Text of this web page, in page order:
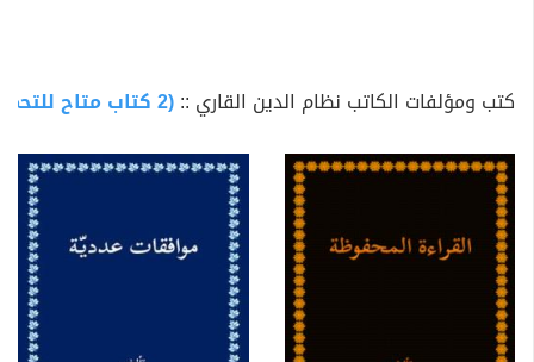
كتب ومؤلفات الكاتب نظام الدين القاري ::(2 كتاب متاح للتحميل)